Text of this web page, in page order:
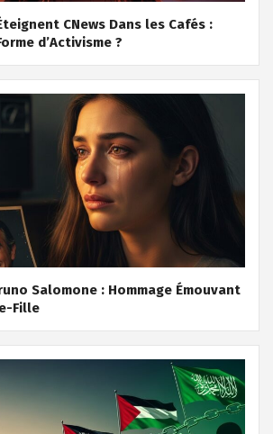
CNews Dans les Cafés :
d’Activisme ?
Salomone : Hommage Émouvant
Fille